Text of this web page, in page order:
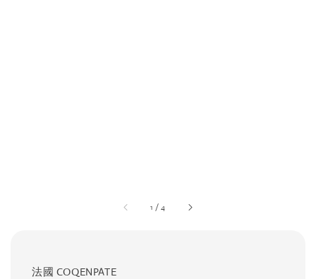
1 /4
法國 COQENPATE